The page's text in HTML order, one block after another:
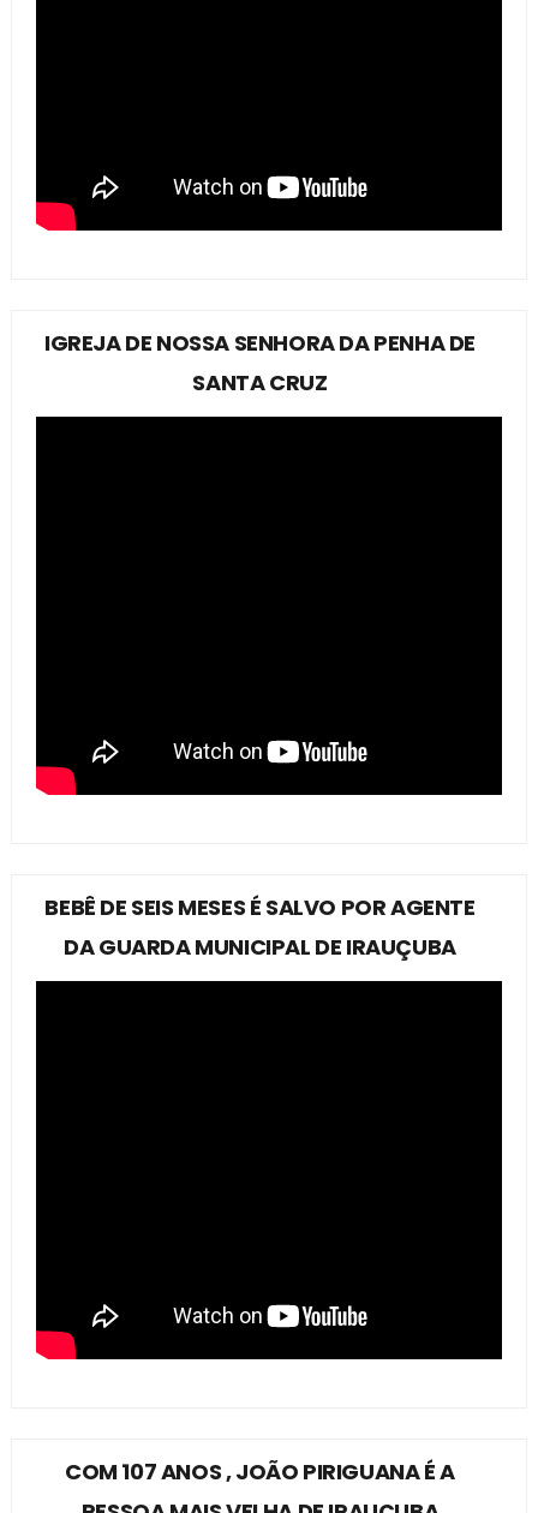
IGREJA DE NOSSA SENHORA DA PENHA DE
SANTA CRUZ
BEBÊ DE SEIS MESES É SALVO POR AGENTE
DA GUARDA MUNICIPAL DE IRAUÇUBA
COM 107 ANOS , JOÃO PIRIGUANA É A